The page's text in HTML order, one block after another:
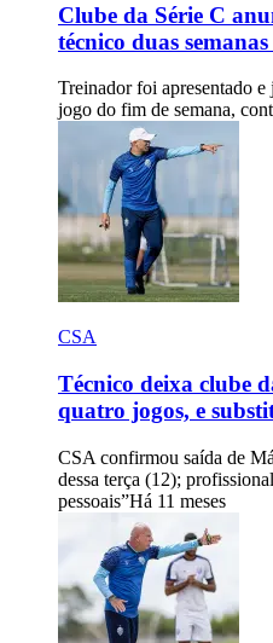
Clube da Série C
técnico duas
Treinador foi apresentado
jogo do fim de semana,
CSA
Técnico deixa clube
quatro jogos, e
CSA confirmou saída de
dessa terça (12);
pessoais”Há 11 meses